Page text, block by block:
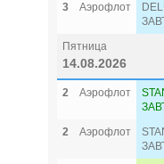
3
Аэрофлот
Пятница
14.08.2026
2 Аэрофлот
2
Аэрофлот